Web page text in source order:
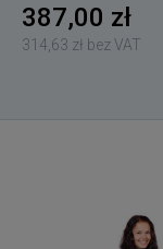
387,00 zł
314,63 zł bez VAT